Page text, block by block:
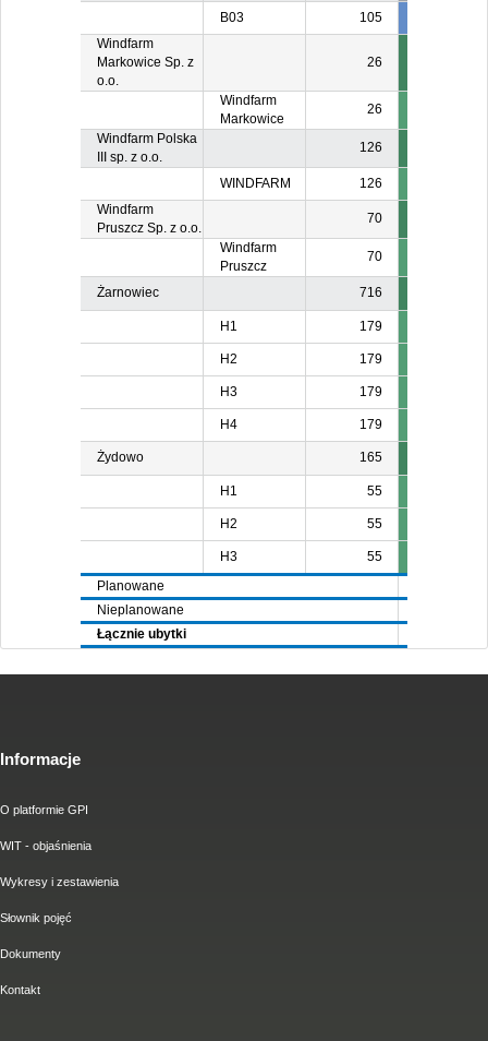
B03 105
Windfarm
Markowice Sp. z
o.o.
26
Windfarm
Markowice
26
Windfarm Polska
III sp. z o.o.
126
WINDFARM
126
Windfarm
Pruszcz Sp. z o.o.
70
Windfarm
Pruszcz
70
Żarnowiec 716
H1 179
H2 179
H3 179
H4 179
Żydowo 165
H1 55
H2 55
H3
55
Planowane
Nieplanowane
Łącznie ubytki
Informacje
O platformie GPI
WIT - objaśnienia
Wykresy i zestawienia
Słownik pojęć
Dokumenty
Kontakt